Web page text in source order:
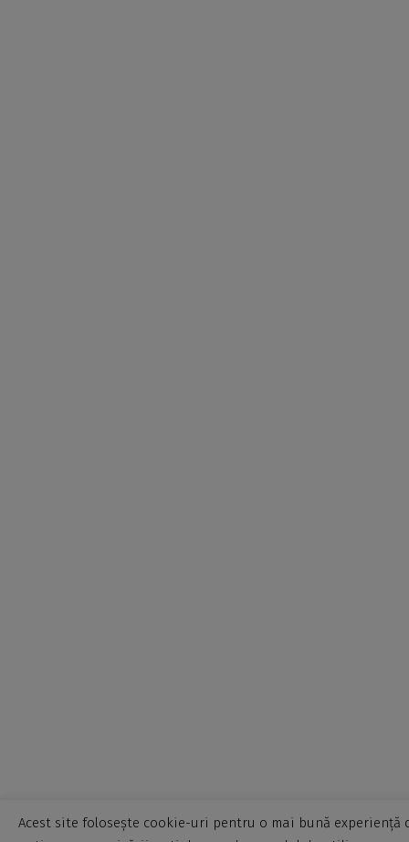
Acest site folosește cookie-uri pentru o mai bună experiență